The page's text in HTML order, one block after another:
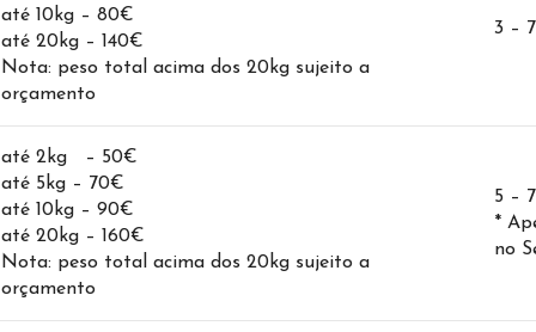
até 10kg – 80€
até 20kg – 140€
Nota: peso total acima dos 20kg sujeito a
orçamento
3 –
até 2kg – 50€
até 5kg – 70€
até 10kg – 90€
até 20kg – 160€
Nota: peso total acima dos 20kg sujeito a
orçamento
5 –
*
no